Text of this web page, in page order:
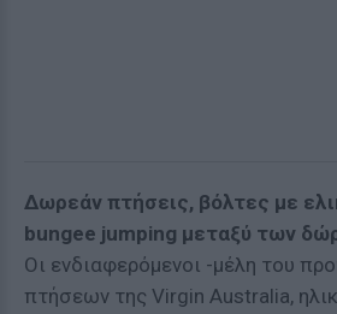
Δωρεάν πτήσεις, βόλτες με
bungee jumping μεταξύ των
Οι ενδιαφερόμενοι -μέλη του
πτήσεων της Virgin Australia,